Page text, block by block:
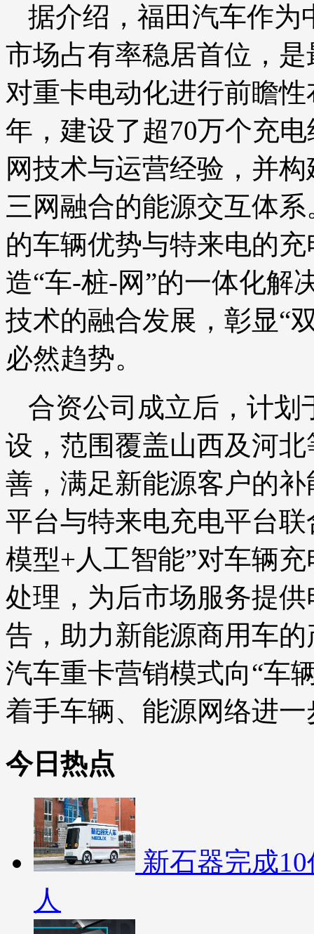
据介绍，福田汽车作为
市场占有率稳居首位，
对重卡电动化进行前瞻
年，建设了超70万个充
网技术与运营经验，并
三网融合的能源交互体
的车辆优势与特来电的
造“车-桩-网”的一体化解
技术的融合发展，彰显“
必然趋势。
合资公司成立后，计划
设，范围覆盖山西及河
善，满足新能源客户的
平台与特来电充电平台
模型+人工智能”对车辆
处理，为后市场服务提
告，助力新能源商用车
汽车重卡营销模式向“车
着手车辆、能源网络进
今日热点
新石器完成
人